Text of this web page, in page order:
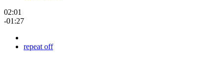
02:01
-01:27
repeat off